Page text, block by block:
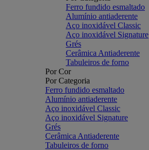
Ferro fundido esmaltado
Alumínio antiaderente
Aço inoxidável Classic
Aço inoxidável Signature
Grés
Cerâmica Antiaderente
Tabuleiros de forno
Por Cor
Por Categoria
Ferro fundido esmaltado
Alumínio antiaderente
Aço inoxidável Classic
Aço inoxidável Signature
Grés
Cerâmica Antiaderente
Tabuleiros de forno